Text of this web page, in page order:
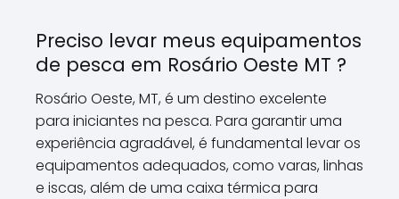
Preciso levar meus equipamentos
de pesca em Rosário Oeste MT ?
Rosário Oeste, MT, é um destino excelente
para iniciantes na pesca. Para garantir uma
experiência agradável, é fundamental levar os
equipamentos adequados, como varas, linhas
e iscas, além de uma caixa térmica para